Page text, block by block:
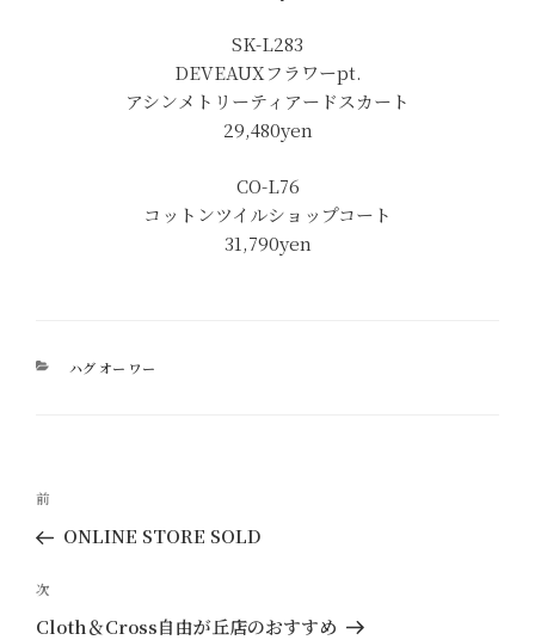
SK-L283
DEVEAUXフラワーpt.
アシンメトリーティアードスカート
29,480yen
CO-L76
コットンツイルショップコート
31,790yen
カ
ハグ オー ワー
投
ナ
ビ
ゲ
過
去
投
稿
前
ONLINE STORE SOLD
次
の
次
Cloth＆Cross自由が丘店のおすすめ